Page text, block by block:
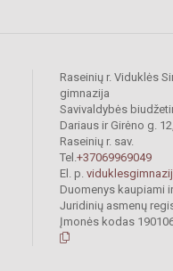
Raseinių r. Viduklės
gimnazija
Savivaldybės
Dariaus ir Girėno g.
Raseinių r. sav.
Tel.+37069969049
El. p.
Duomenys kaupiami
Juridinių asmenų
Įmonės kodas